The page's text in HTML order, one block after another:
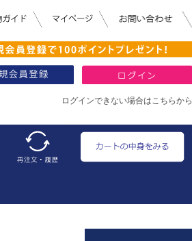
ログインできない場合はこちらから